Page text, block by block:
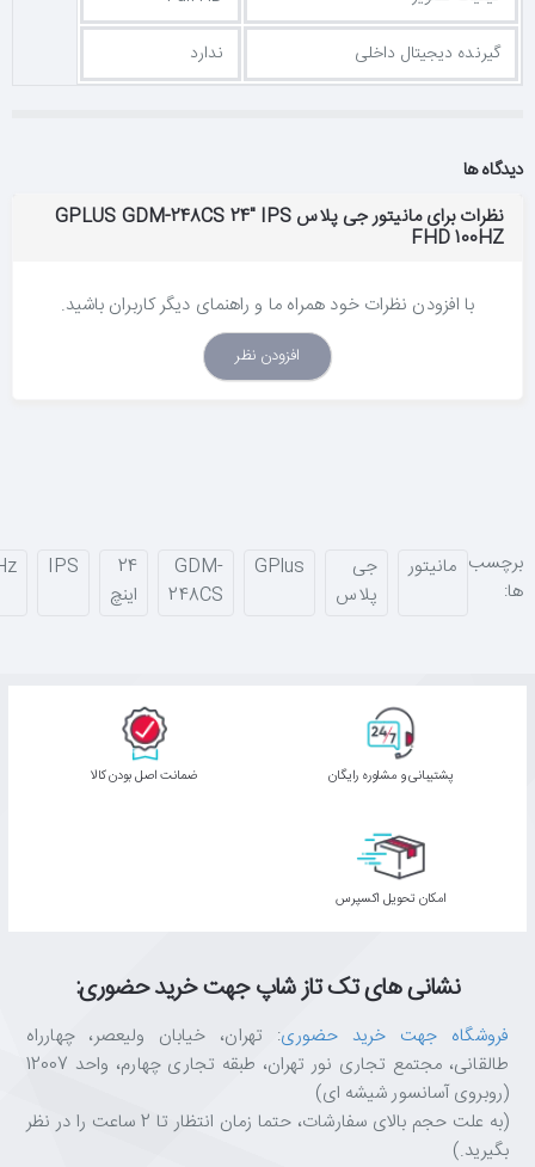
گیرنده دیجیتال داخلی
ندارد
دیدگاه ها
نظرات برای مانیتور جی پلاس GPLUS GDM-248CS 24" IPS
FHD 100HZ
با افزودن نظرات خود همراه ما و راهنمای دیگر کاربران باشید.
افزودن نظر
برچسب
ها:
مانیتور
جی
پلاس
GPlus
GDM-
248CS
24
اینچ
IPS
پشتیبانی و مشاوره رایگان ﺿﻤﺎﻧﺖ اﺻﻞ ﺑﻮدن ﮐﺎﻟﺎ
اﻣﮑﺎن ﺗﺤﻮﯾﻞ اﮐﺴﭙﺮس
نشانی های تک تاز شاپ جهت خرید حضوری:
فروشگاه جهت خرید حضوری: تهران، خیابان ولیعصر، چهارراه
طالقانی، مجتمع تجاری نور تهران، طبقه تجاری چهارم، واحد 12007
(روبروی آسانسور شیشه ای)
(به علت حجم بالای سفارشات، حتما زمان انتظار تا 2 ساعت را در نظر
بگیرید.)